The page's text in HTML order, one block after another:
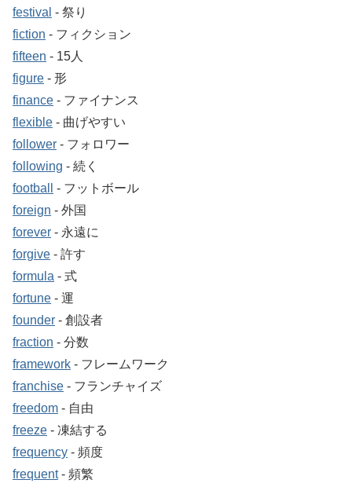
festival ‐ 祭り
fiction ‐ フィクション
fifteen ‐ 15人
figure ‐ 形
finance ‐ ファイナンス
flexible ‐ 曲げやすい
follower ‐ フォロワー
following ‐ 続く
football
‐ フットボール
foreign ‐ 外国
forever ‐ 永遠に
forgive ‐ 許す
formula ‐ 式
fortune ‐ 運
founder ‐ 創設者
fraction ‐ 分数
framework ‐ フレームワーク
franchise ‐ フランチャイズ
freedom ‐ 自由
freeze ‐ 凍結する
frequency ‐ 頻度
frequent‐ 頻繁